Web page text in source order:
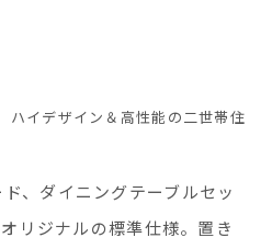
、ダイニングテーブルセッ
リジナルの標準仕様。置き